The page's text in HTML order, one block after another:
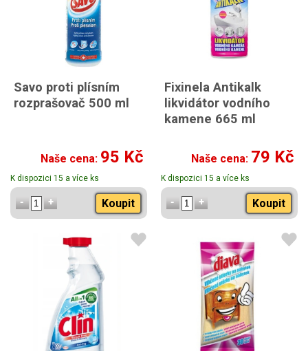
Savo proti plísním
rozprašovač 500 ml
Naše cena: 95 Kč
K dispozici 15 a více ks
Koupit
Fixinela Antikalk
likvidátor vodního
kamene 665 ml
Naše cena: 79 Kč
K dispozici 15 a více ks
Koupit